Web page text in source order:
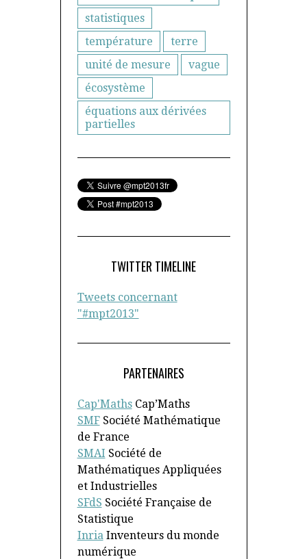
statistiques
température
terre
unité de mesure
vague
écosystème
équations aux dérivées
partielles
TWITTER TIMELINE
Tweets concernant
"#mpt2013"
PARTENAIRES
Cap'MathsCap’Maths
SMFSociété Mathématique
de France
SMAI Société de
Mathématiques Appliquées
et Industrielles
SFdS Société Française de
Statistique
InriaInventeurs du monde
numérique